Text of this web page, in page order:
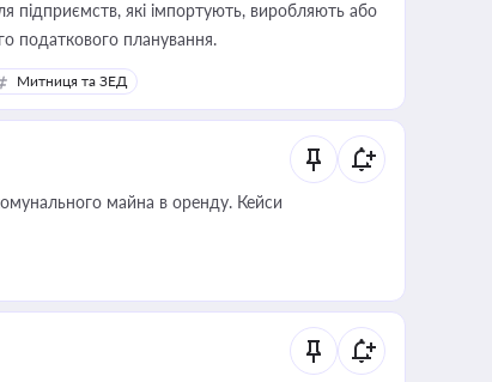
підприємств, які імпортують, виробляють або
податкового планування.
Митниця та ЗЕД
майна в оренду. Кейси